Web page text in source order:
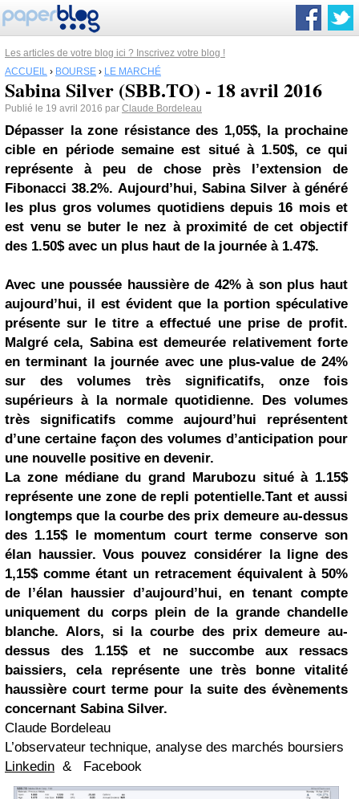
Les articles de votre blog ici ? Inscrivez votre blog !
ACCUEIL › BOURSE › LE MARCHÉ
Sabina Silver (SBB.TO) - 18 avril 2016
Publié le 19 avril 2016 par Claude Bordeleau
Dépasser la zone résistance des 1,05$, la prochaine
cible en période semaine est situé à 1.50$, ce qui
représente à peu de chose près l’extension de
Fibonacci 38.2%. Aujourd’hui, Sabina Silver à généré
les plus gros volumes quotidiens depuis 16 mois et
est venu se buter le nez à proximité de cet objectif
des 1.50$ avec un plus haut de la journée à 1.47$.
Avec une poussée haussière de 42% à son plus haut
aujourd’hui, il est évident que la portion spéculative
présente sur le titre a effectué une prise de profit.
Malgré cela, Sabina est demeurée relativement forte
en terminant la journée avec une plus-value de 24%
sur des volumes très significatifs, onze fois
supérieurs à la normale quotidienne. Des volumes
très significatifs comme aujourd’hui représentent
d’une certaine façon des volumes d’anticipation pour
une nouvelle positive en devenir.
La zone médiane du grand Marubozu situé à 1.15$
représente une zone de repli potentielle.Tant et aussi
longtemps que la courbe des prix demeure au-dessus
des 1.15$ le momentum court terme conserve son
élan haussier. Vous pouvez considérer la ligne des
1,15$ comme étant un retracement équivalent à 50%
de l’élan haussier d’aujourd’hui, en tenant compte
uniquement du corps plein de la grande chandelle
blanche. Alors, si la courbe des prix demeure au-
dessus des 1.15$ et ne succombe aux ressacs
baissiers, cela représente une très bonne vitalité
haussière court terme pour la suite des évènements
concernant Sabina Silver.
Claude Bordeleau
L’observateur technique, analyse des marchés boursiers
Linkedin & Facebook